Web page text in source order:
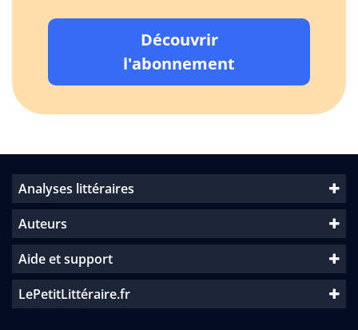
Découvrir
l'abonnement
Analyses littéraires
Auteurs
Aide et support
LePetitLittéraire.fr